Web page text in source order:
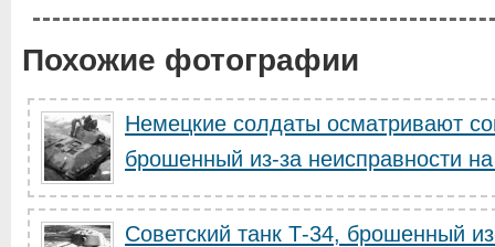
Похожие фотографии
Немецкие солдаты осматривают
брошенный из-за неисправности
Советский танк Т-34, брошенный